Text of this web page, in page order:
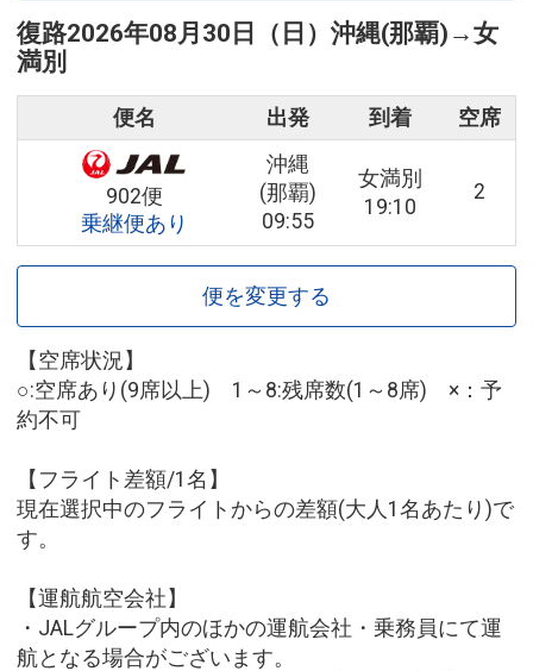
復路2026年08月30日（日） 沖縄(那覇) →女
満別
便名 出発 到着 空席
902便
乗継便あり
沖縄
(那覇)
09:55
女満別
19:10
2
便を変更する
【空席状況】
○:空席あり(9席以上) 1～8:残席数(1～8席) ×：予
約不可
【フライト差額/1名】
現在選択中のフライトからの差額(大人1名あたり)で
す。
【運航航空会社】
・JALグループ内のほかの運航会社・乗務員にて運
航となる場合がございます。